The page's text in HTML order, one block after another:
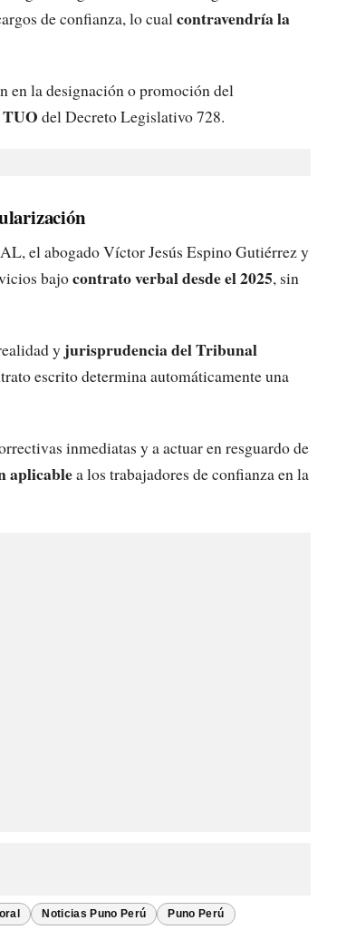
de confianza, lo cualcontravendría la
en la designación o promoción del
del Decreto Legislativo 728.
el abogado Víctor Jesús Espino Gutiérrez y
bajocontrato verbal desde el 2025, sin
y jurisprudencia del Tribunal
escrito determina automáticamente una
inmediatas y a actuar en resguardo de
aplicablea los trabajadores de confianza en la
Noticias Puno Perú Puno Perú